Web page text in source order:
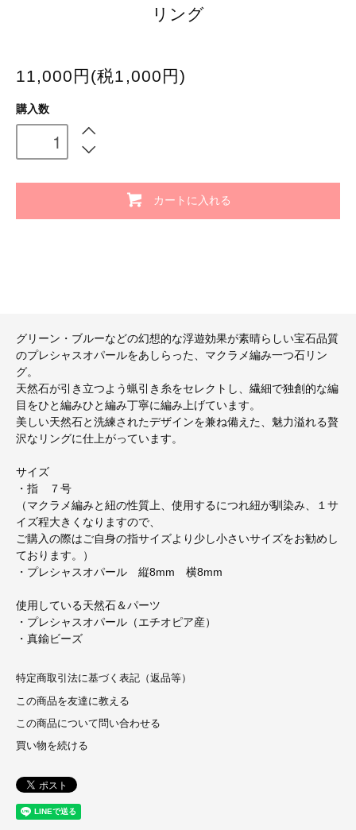
リング
11,000円(税1,000円)
購入数
カートに入れる
グリーン・ブルーなどの幻想的な浮遊効果が素晴らしい宝石品質
のプレシャスオパールをあしらった、マクラメ編み一つ石リン
グ。
天然石が引き立つよう蝋引き糸をセレクトし、繊細で独創的な編
目をひと編みひと編み丁寧に編み上げています。
美しい天然石と洗練されたデザインを兼ね備えた、魅力溢れる贅
沢なリングに仕上がっています。
サイズ
・指 ７号
（マクラメ編みと紐の性質上、使用するにつれ紐が馴染み、１サ
イズ程大きくなりますので、
ご購入の際はご自身の指サイズより少し小さいサイズをお勧めし
ております。）
・プレシャスオパール 縦8mm 横8mm
使用している天然石＆パーツ
・プレシャスオパール（エチオピア産）
・真鍮ビーズ
特定商取引法に基づく表記（返品等）
この商品を友達に教える
この商品について問い合わせる
買い物を続ける